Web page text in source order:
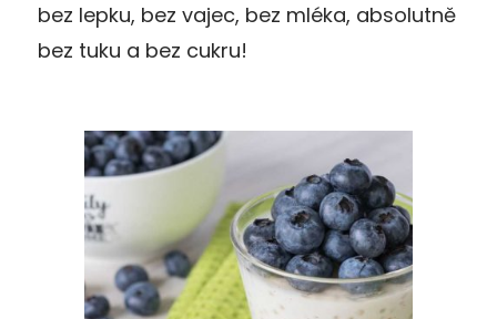
bez lepku, bez vajec, bez mléka, absolutně
bez tuku a bez cukru!